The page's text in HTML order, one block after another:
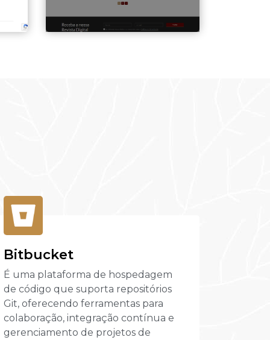
Bitbucket
É uma plataforma de hospedagem
de código que suporta repositórios
Git, oferecendo ferramentas para
colaboração, integração contínua e
gerenciamento de projetos de